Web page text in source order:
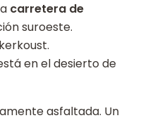
carretera de
suroeste.
en el desierto de
asfaltada. Un